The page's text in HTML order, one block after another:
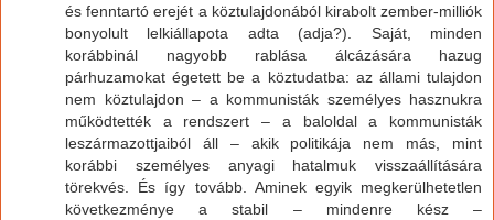
és fenntartó erejét a köztulajdonából kirabolt zember-milliók
bonyolult lelkiállapota adta (adja?). Saját, minden
korábbinál nagyobb rablása álcázására hazug
párhuzamokat égetett be a köztudatba: az állami tulajdon
nem köztulajdon – a kommunisták személyes hasznukra
működtették a rendszert – a baloldal a kommunisták
leszármazottjaiból áll – akik politikája nem más, mint
korábbi személyes anyagi hatalmuk visszaállítására
törekvés. És így tovább. Aminek egyik megkerülhetetlen
következménye a stabil – mindenre kész –